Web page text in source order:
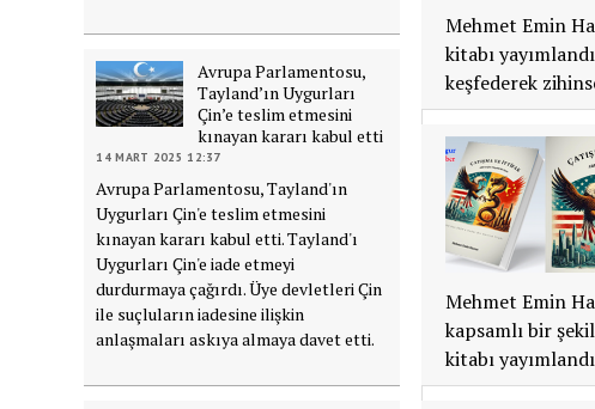
Avrupa Parlamentosu,
Tayland’ın Uygurları
Çin’e teslim etmesini
kınayan kararı kabul etti
14 MART 2025 12:37
Avrupa Parlamentosu, Tayland'ın
Uygurları Çin'e teslim etmesini
kınayan kararı kabul etti. Tayland'ı
Uygurları Çin'e iade etmeyi
durdurmaya çağırdı. Üye devletleri Çin
ile suçluların iadesine ilişkin
anlaşmaları askıya almaya davet etti.
Mehmet Emin
kitabı
keşfederek
Mehmet Emin
kapsamlı bir
kitabı